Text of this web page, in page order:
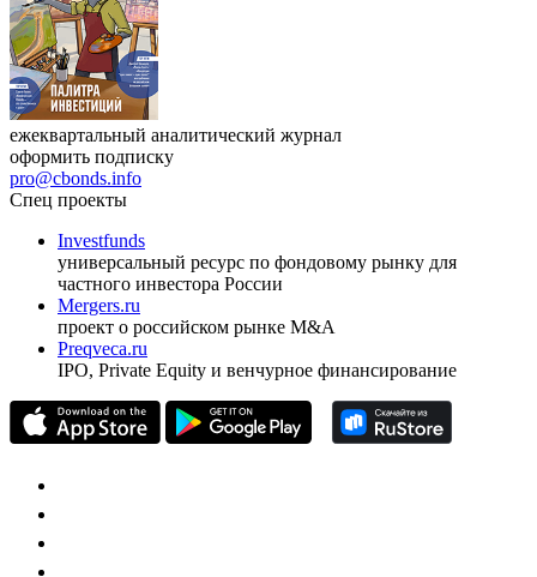
ежеквартальный аналитический журнал
оформить подписку
pro@cbonds.info
Спец проекты
Investfunds
универсальный ресурс по фондовому рынку для
частного инвестора России
Mergers.ru
проект о российском рынке M&A
Preqveca.ru
IPO, Private Equity и венчурное финансирование